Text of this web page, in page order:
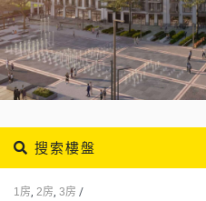
搜索樓盤
1房, 2房, 3房 /